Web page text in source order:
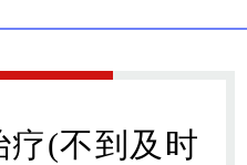
疗(不到及时